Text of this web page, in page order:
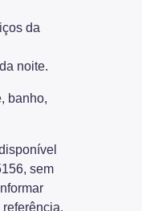
da
noite.
banho,
sem